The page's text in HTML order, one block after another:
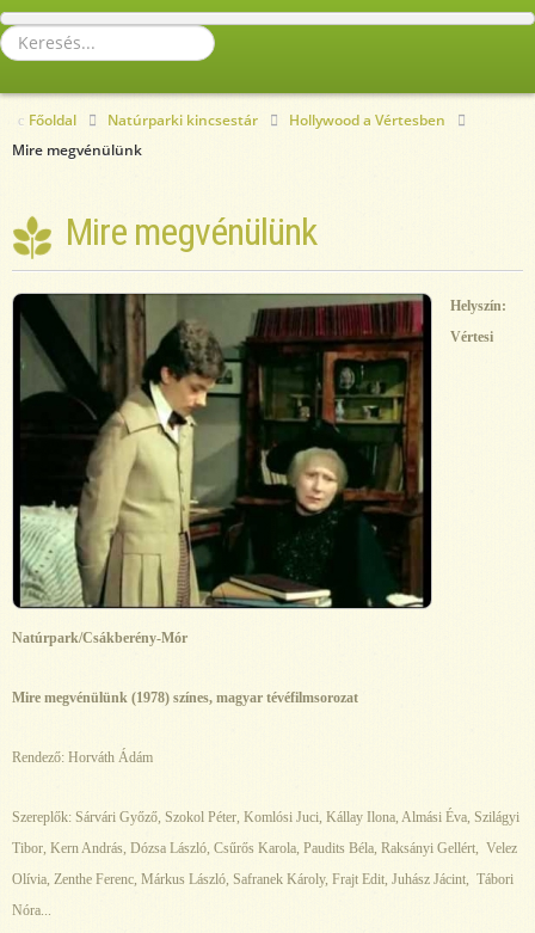
Keresés...
Főoldal Natúrparki kincsestár
Hollywood a Vértesben
Mire megvénülünk
Mire megvénülünk
Helyszín:
Vértesi
Natúrpark/Csákberény-Mór
Mire megvénülünk (1978) színes, magyar tévéfilmsorozat
Rendező: Horváth Ádám
Szereplők: Sárvári Győző, Szokol Péter, Komlósi Juci, Kállay Ilona, Almási Éva, Szilágyi
Tibor, Kern András, Dózsa László, Csűrős Karola, Paudits Béla, Raksányi Gellért, Velez
Olívia, Zenthe Ferenc, Márkus László, Safranek Károly, Frajt Edit, Juhász Jácint, Tábori
Nóra...